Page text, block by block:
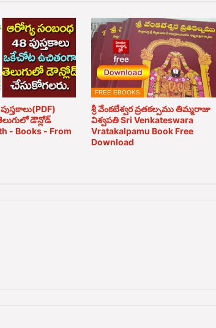
డౌన్లోడ్
- Books - From
FREE EBOOKS
శ్రీ వేంకటేశ్వర వ్రతకల్పము తిమ్మరాజు
విశ్వపతి Sri Venkateswara
Vratakalpamu Book Free
Download